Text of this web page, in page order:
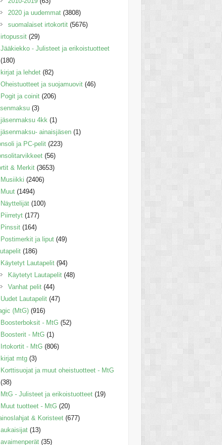
2020 ja uudemmat (3808)
suomalaiset irtokortit (5676)
irtopussit (29)
Jääkiekko - Julisteet ja erikoistuotteet
(180)
kirjat ja lehdet (82)
Oheistuotteet ja suojamuovit (46)
Pogit ja coinit (206)
(3)
jäsenmaksu 4kk (1)
jäsenmaksu- ainaisjäsen (1)
ja PC-pelit (223)
(56)
& Merkit (3653)
Musiikki (2406)
Muut (1494)
Näyttelijät (100)
Piirretyt (177)
Pinssit (164)
Postimerkit ja liput (49)
(186)
Käytetyt Lautapelit (94)
Käytetyt Lautapelit (48)
Vanhat pelit (44)
Uudet Lautapelit (47)
(MtG) (916)
Boosterboksit - MtG (52)
Boosterit - MtG (1)
Irtokortit - MtG (806)
kirjat mtg (3)
Korttisuojat ja muut oheistuotteet - MtG
(38)
MtG - Julisteet ja erikoistuotteet (19)
Muut tuotteet - MtG (20)
& Koristeet (677)
aukaisijat (13)
avaimenperät (35)